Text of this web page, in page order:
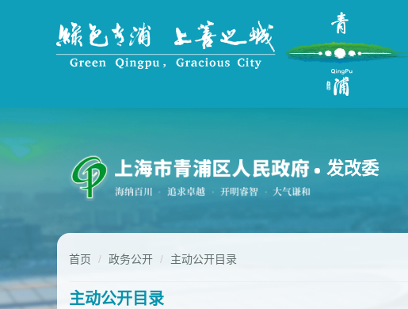
到
发改委
首页 政务公开 主动公开目录
主动公开目录